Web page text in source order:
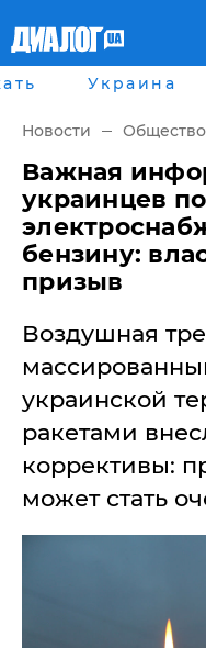
Главная
рассея
Мир
Беларусь
Военное обозрение
Наука и Техника
Экономика
Мнение
Пресса
Шоу-биз
Здоровье
Украина
Спорт
Культура
Война на Донбассе
Крыму
"ДНР"
"ЛНР"
Украина
Новости Общество
​Важная
украинцев по
бензину:
призыв
Воздушная
украинской
ракетами
коррективы:
может стать